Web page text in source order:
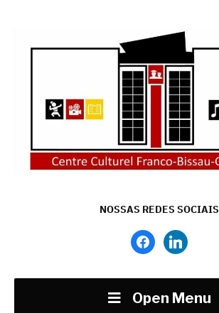
NOSSAS REDES SOCIAIS
facebooklinkedin
Open Menu